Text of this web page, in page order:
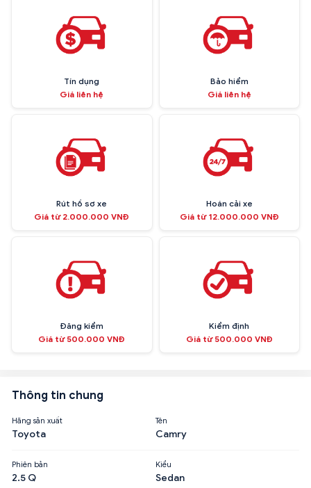
Tín dụng
Giá liên hệ
Bảo hiểm
Giá liên hệ
Rút hồ sơ xe
Giá từ 2.000.000 VNĐ
Hoán cải xe
Giá từ 12.000.000 VNĐ
Đăng kiểm
Giá từ 500.000 VNĐ
Kiểm định
Giá từ 500.000 VNĐ
Thông tin chung
Hãng sản xuất
Toyota
Tên
Camry
Phiên bản
2.5 Q
Kiểu
Sedan